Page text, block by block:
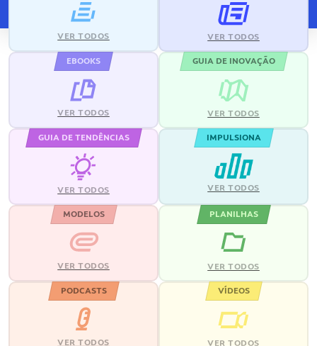
VER TODOS VER TODOS
EBOOKS
VER TODOS
GUIA DE INOVAÇÃO
VER TODOS
GUIA DE TENDÊNCIAS
VER TODOS
IMPULSIONA
VER TODOS
MODELOS
VER TODOS
PLANILHAS
VER TODOS
PODCASTS
VER TODOS
VÍDEOS
VER TODOS